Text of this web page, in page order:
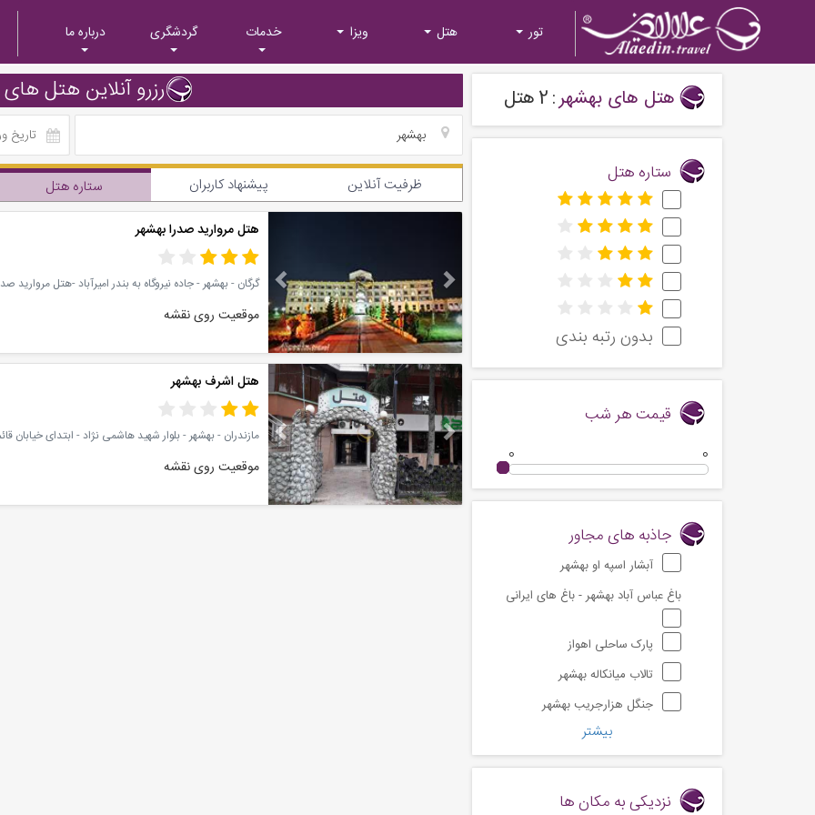
تور هتل ویزا خدمات گردشگری درباره ما
هتل های بهشهر:
2هتل
ستاره هتل
بدون رتبه بندی
قیمت هر شب
0 0
جاذبه های مجاور
آبشار اسپه او بهشهر
باغ عباس آباد بهشهر - باغ های ایرانی
پارک ساحلی اهواز
تالاب میانکاله بهشهر
جنگل هزارجریب بهشهر
بیشتر
نزدیکی به مکان ها
رزرو آنلاین هتل
بهشهر
ظرفیت آنلاین پیشنهاد کاربران ستاره هتل
Previous
هتل مروارید صدرا بهشهر
گرگان - بهشهر - جاده نیروگاه به بندر امیرآباد -هتل مروارید
موقعیت روی نقشه
Previous Next هتل اشرف بهشهر
مازندران - بهشهر - بلوار شهید هاشمی نژاد - ابتدای خیابان
موقعیت روی نقشه